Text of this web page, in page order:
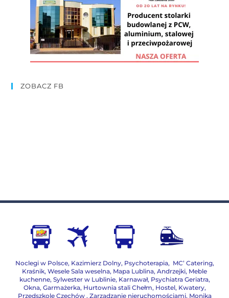
ZOBACZ FB
Noclegi w Polsce, Kazimierz Dolny, Psychoterapia, MC’ Catering,
Kraśnik, Wesele Sala weselna, Mapa Lublina, Andrzejki, Meble
kuchenne, Sylwester w Lublinie, Karnawał, Psychiatra Geriatra,
Okna, Garmażerka, Hurtownia stali Chełm, Hostel, Kwatery,
Przedszkole Czechów , Zarządzanie nieruchomościami, Monika